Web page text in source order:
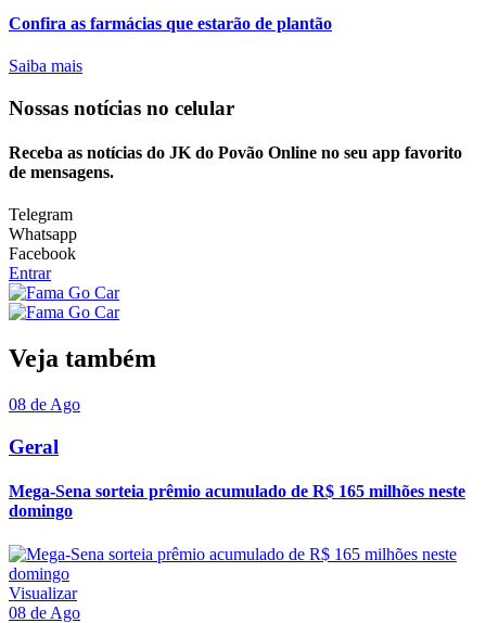
Confira as farmácias que estarão de plantão
Saiba mais
Nossas notícias no celular
Receba as notícias do JK do Povão Online no seu app favorito
de mensagens.
Telegram
Whatsapp
Facebook
Entrar
Veja também
08 de Ago
Geral
Mega-Sena sorteia prêmio acumulado de R$ 165 milhões neste
domingo
Visualizar
08 de Ago